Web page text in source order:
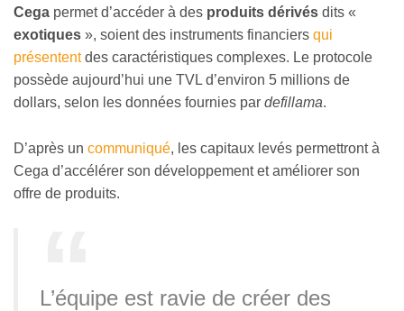
Cega permet d’accéder à des produits dérivés dits «
exotiques », soient des instruments financiers qui
présententdes caractéristiques complexes. Le protocole
possède aujourd’hui une TVL d’environ 5 millions de
dollars, selon les données fournies par defillama.
D’après un communiqué, les capitaux levés permettront à
Cega d’accélérer son développement et améliorer son
offre de produits.
L’équipe est ravie de créer des